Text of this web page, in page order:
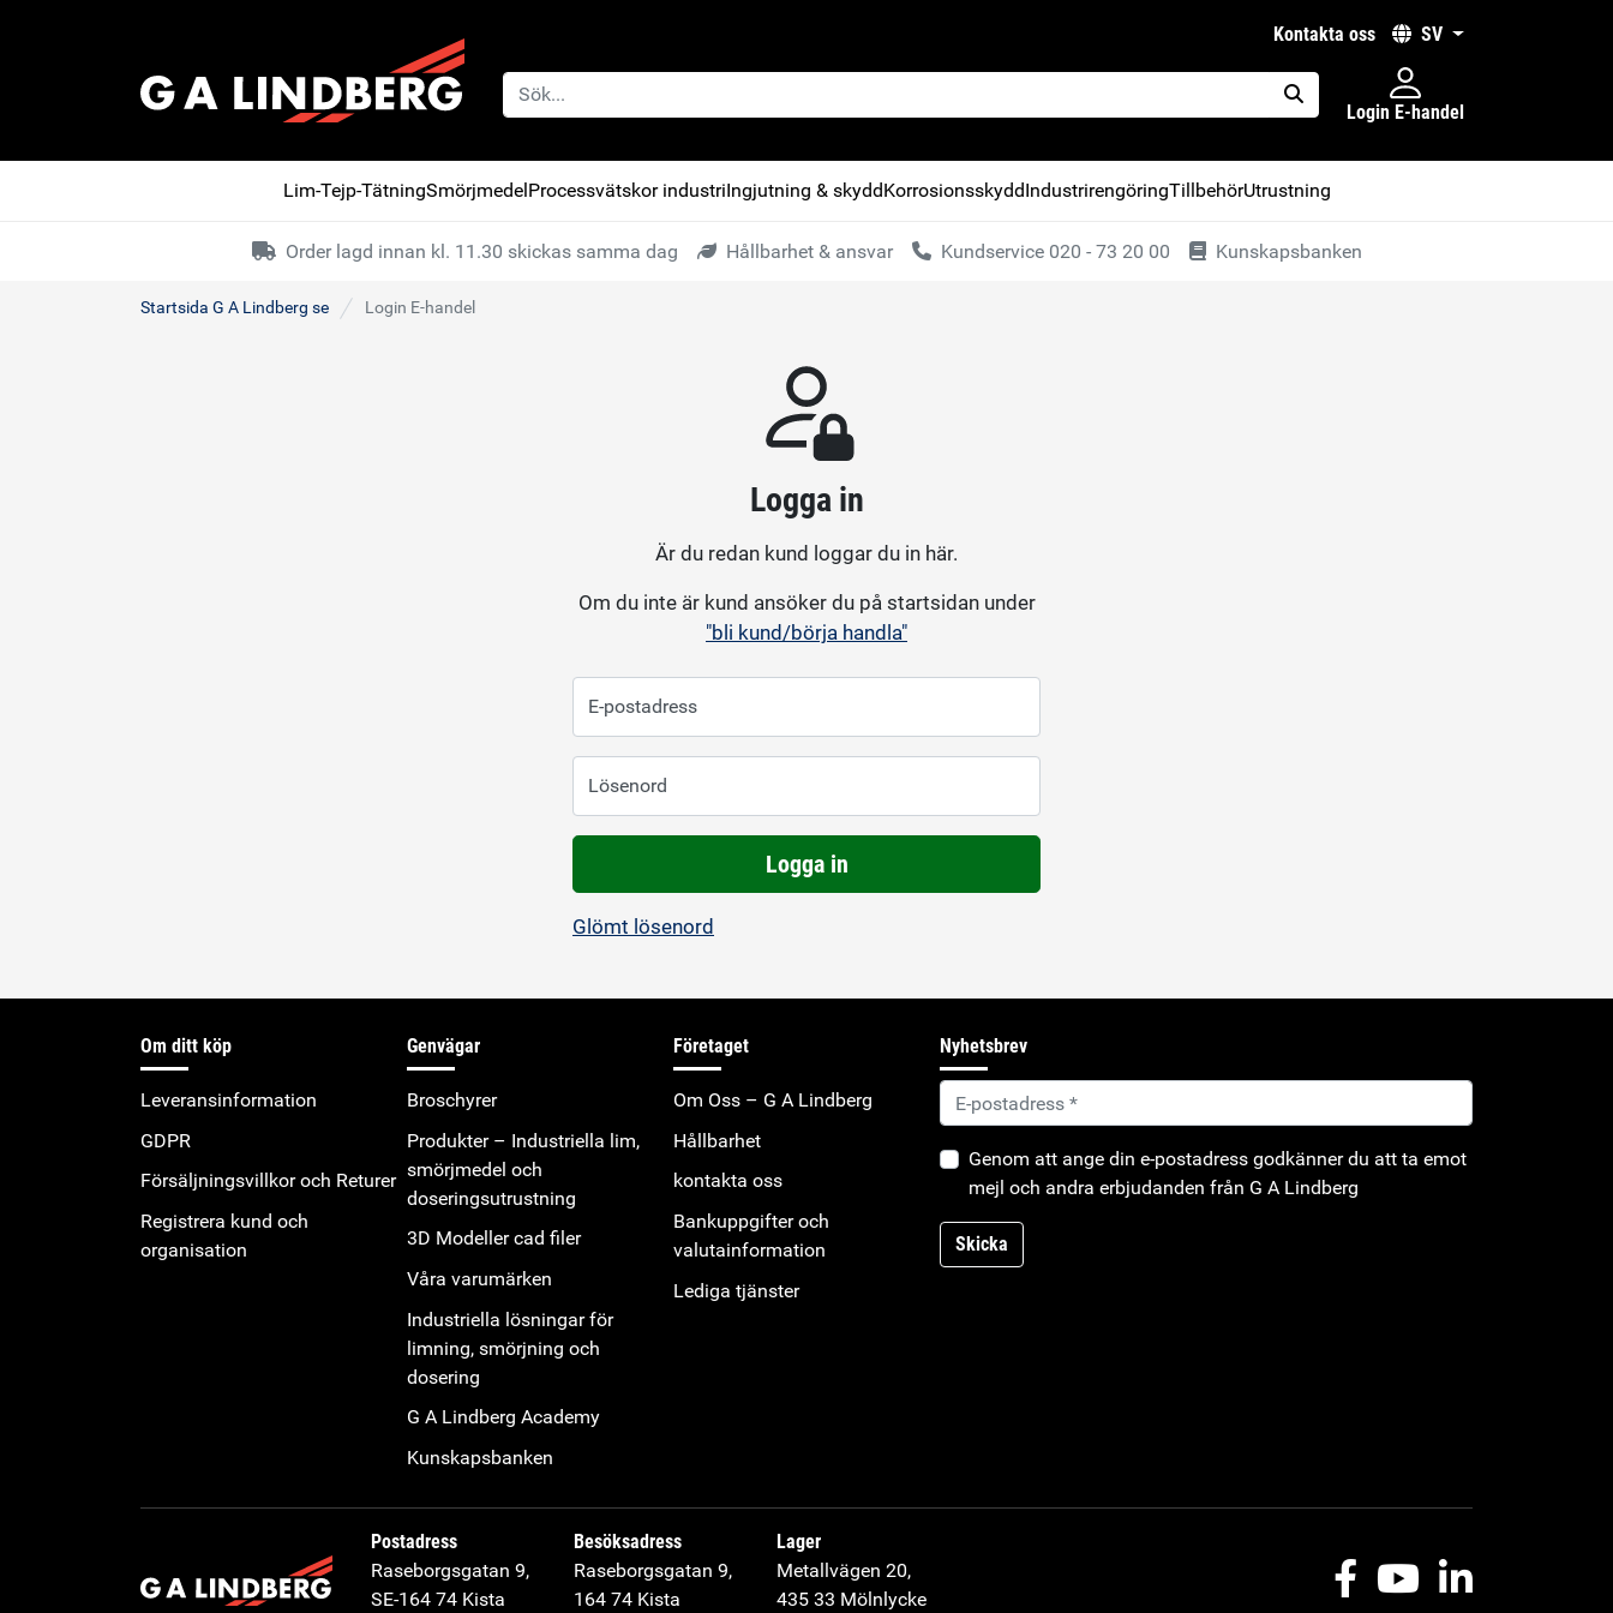
kontakta oss SV
placeholder.search
Login E-handel
Lim-Tejp-TätningSmörjmedelProcessvätskor industriIngjutning & skyddKorrosionsskyddIndustrirengöringTillbehörUtrustning
Order lagd innan kl. 11.30 skickas samma dag Hållbarhet & ansvar Kundservice 020 - 73 20 00 Kunskapsbanken
Startsida G A Lindberg se Login E-handel
Logga in
Är du redan kund loggar du in här.
Om du inte är kund ansöker du på startsidan under
"bli kund/börja handla"
E-postadress
Lösenord
Logga in
Glömt lösenord
Om ditt köp
Leveransinformation
GDPR
Försäljningsvillkor och Returer
Registrera kund och
organisation
Genvägar
Broschyrer
Produkter – Industriella lim,
smörjmedel och
doseringsutrustning
3D Modeller cad filer
Våra varumärken
Industriella lösningar för
limning, smörjning och
dosering
G A Lindberg Academy
Kunskapsbanken
Företaget
Om Oss – G A Lindberg
Hållbarhet
kontakta oss
Bankuppgifter och
valutainformation
Lediga tjänster
Nyhetsbrev
Genom att ange din e-postadress godkänner du att ta emot
mejl och andra erbjudanden från G A Lindberg
Skicka
Postadress
Raseborgsgatan 9,
SE-164 74 Kista
Besöksadress
Raseborgsgatan 9,
164 74 Kista
Lager
Metallvägen 20,
435 33 Mölnlycke
FacebookYoutubeLinkedIn